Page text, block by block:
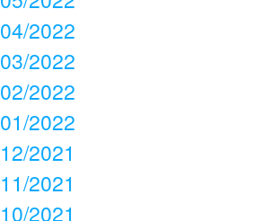
04/2022
03/2022
02/2022
01/2022
12/2021
11/2021
10/2021